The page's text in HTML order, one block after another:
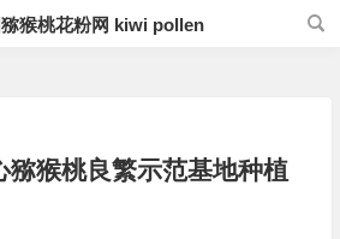
猴桃花粉网 kiwi pollen
猕猴桃良繁示范基地种植